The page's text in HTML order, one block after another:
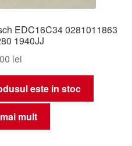
EDC16C34 0281011863
1940JJ
lei
este in stoc
mult